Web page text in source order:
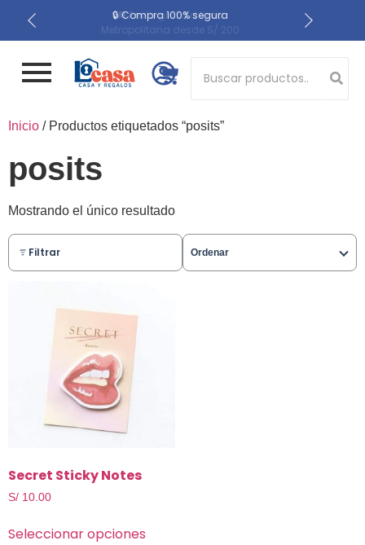
🚚 Envío gratis a Lima
Metropolitana desde S/ 200
🔒 Compra 100% segura
📍 Recojo en almacén el
mismo día
Button 1
Button 2
Inicio / Productos etiquetados “posits”
posits
Mostrando el único resultado
Filtrar Ordenar
Secret Sticky Notes
S/ 10.00
Seleccionar opciones